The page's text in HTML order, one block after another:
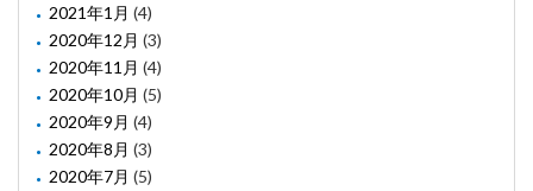
2021年1月 (4)
2020年12月 (3)
2020年11月 (4)
2020年10月 (5)
2020年9月 (4)
2020年8月 (3)
2020年7月 (5)